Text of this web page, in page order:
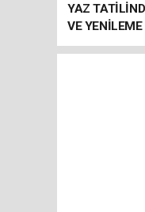
YAZ
VE
SÜRÜYOR